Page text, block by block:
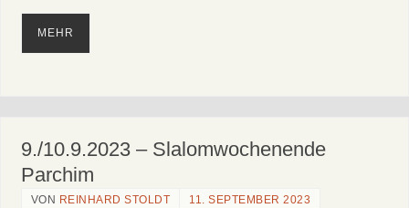
MEHR
9./10.9.2023 – Slalomwochenende
Parchim
VON REINHARD STOLDT
11. SEPTEMBER 2023